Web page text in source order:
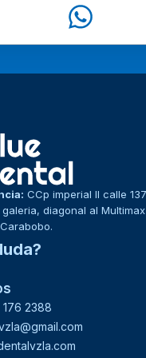
CCp imperial II calle
diagonal al
2388